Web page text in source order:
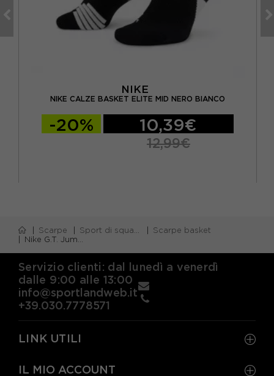
NIKE
NIKE CALZE BASKET ELITE MID NERO BIANCO
-20% 10,39€
12,99€
Scarpe Sport di squadra
Scarpe basket
Nike G.T. Jump Academy Rosso Nero - Scarpe Basket Uomo
Servizio clienti: dal lunedì a venerdì
dalle 9:00 alle 13:00
info@sportlandweb.it
+39.030.7778571
LINK UTILI
IL MIO ACCOUNT